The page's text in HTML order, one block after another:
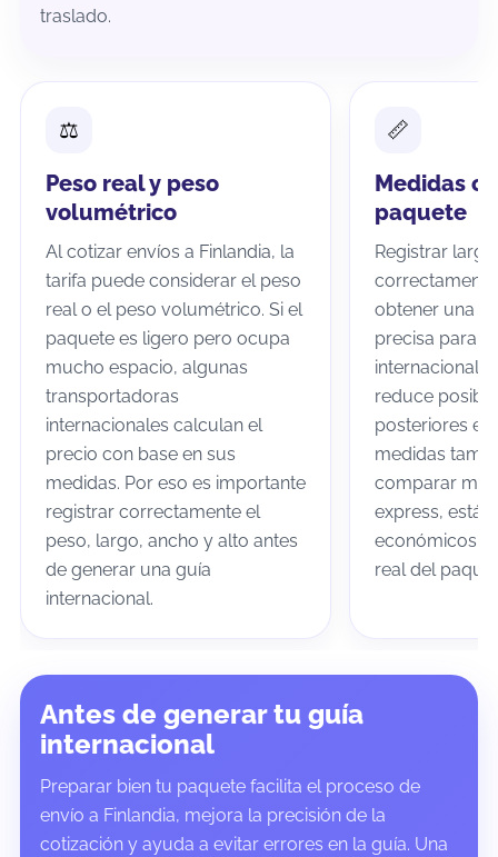
traslado.
Peso real y peso
volumétrico
Al cotizar envíos a Finlandia, la
tarifa puede considerar el peso
real o el peso volumétrico. Si el
paquete es ligero pero ocupa
mucho espacio, algunas
transportadoras
internacionales calculan el
precio con base en sus
medidas. Por eso es importante
registrar correctamente el
peso, largo, ancho y alto antes
de generar una guía
internacional.
Medidas
paquete
Registrar
obtener una
precisa para
internacional
reduce
posteriores en
medidas
comparar
express,
económicos
real del
Antes de generar tu guía
internacional
Preparar bien tu paquete facilita el proceso de
envío a Finlandia, mejora la precisión de la
cotización y ayuda a evitar errores en la guía. Una